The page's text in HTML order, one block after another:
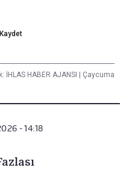
Kaydet
İHLAS HABER AJANSI | Çaycuma
- 14:18